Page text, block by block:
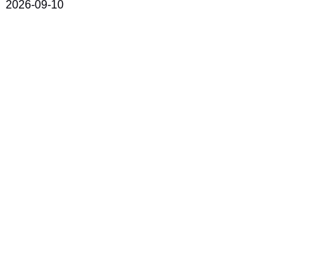
2026-09-10